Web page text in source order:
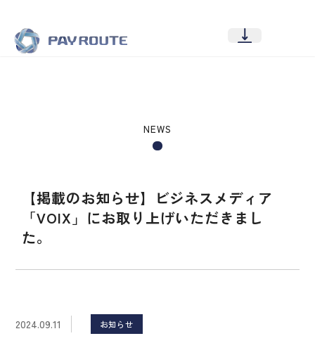
【掲載のお知らせ】ビジネスメディア
「VOIX」にお取り上げいただきまし
た。
NEWS
2024.09.11 お知らせ